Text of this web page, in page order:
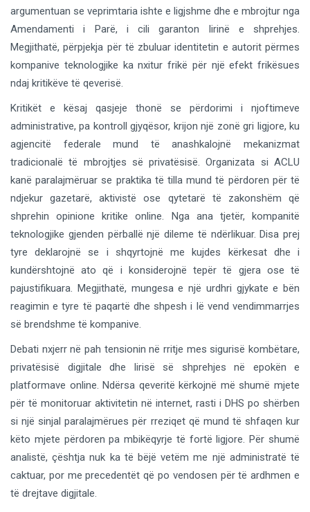
argumentuan se veprimtaria ishte e ligjshme dhe e mbrojtur nga
Amendamenti i Parë, i cili garanton lirinë e shprehjes.
Megjithatë, përpjekja për të zbuluar identitetin e autorit përmes
kompanive teknologjike ka nxitur frikë për një efekt frikësues
ndaj kritikëve të qeverisë.
Kritikët e kësaj qasjeje thonë se përdorimi i njoftimeve
administrative, pa kontroll gjyqësor, krijon një zonë gri ligjore, ku
agjencitë federale mund të anashkalojnë mekanizmat
tradicionalë të mbrojtjes së privatësisë. Organizata si ACLU
kanë paralajmëruar se praktika të tilla mund të përdoren për të
ndjekur gazetarë, aktivistë ose qytetarë të zakonshëm që
shprehin opinione kritike online. Nga ana tjetër, kompanitë
teknologjike gjenden përballë një dileme të ndërlikuar. Disa prej
tyre deklarojnë se i shqyrtojnë me kujdes kërkesat dhe i
kundërshtojnë ato që i konsiderojnë tepër të gjera ose të
pajustifikuara. Megjithatë, mungesa e një urdhri gjykate e bën
reagimin e tyre të paqartë dhe shpesh i lë vend vendimmarrjes
së brendshme të kompanive.
Debati nxjerr në pah tensionin në rritje mes sigurisë kombëtare,
privatësisë digjitale dhe lirisë së shprehjes në epokën e
platformave online. Ndërsa qeveritë kërkojnë më shumë mjete
për të monitoruar aktivitetin në internet, rasti i DHS po shërben
si një sinjal paralajmërues për rreziqet që mund të shfaqen kur
këto mjete përdoren pa mbikëqyrje të fortë ligjore. Për shumë
analistë, çështja nuk ka të bëjë vetëm me një administratë të
caktuar, por me precedentët që po vendosen për të ardhmen e
të drejtave digjitale.